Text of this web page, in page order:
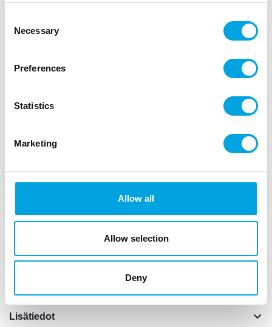
Selection
Necessary
Preferences
Statistics
Marketing
Allow all
Allow selection
Deny
putken pituus 40cm
jotka hiljalleen leijailee alas maahan
älä ammu kohti ihmisiä, eläimiä tai esineitä
nesteiden tai kosteuden kanssa kosketuksissa tuotteen
sisältö saattaa tahrata
pidä poissa lasten ulottumattomissa
Käyttöohje: Osoita tykki kohti tilaa, jossa ei ole henkilöitä.
Kierrä tykkiä kohdasta joka merkattu nuolin. Älä ammu
Lisätiedot